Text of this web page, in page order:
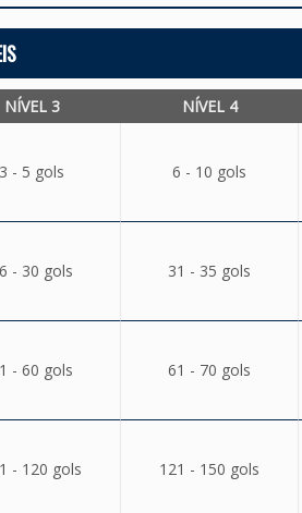
NÍVEL 3 NÍVEL 4
3 - 5 gols 6 - 10 gols
- 30 gols 31 - 35 gols
- 60 gols 61 - 70 gols
- 120 gols 121 - 150 gols